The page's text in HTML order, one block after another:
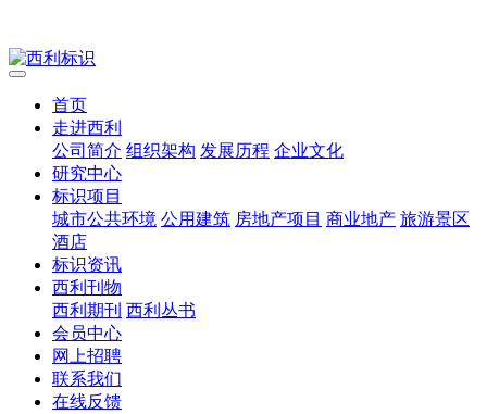
首页
走进西利
公司简介 组织架构 发展历程 企业文化
研究中心
标识项目
城市公共环境 公用建筑 房地产项目 商业地产 旅游景区
酒店
标识资讯
西利刊物
西利期刊 西利丛书
会员中心
网上招聘
联系我们
在线反馈